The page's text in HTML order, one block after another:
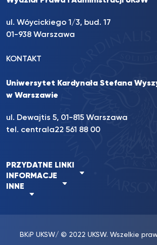
ul. Wóycickiego 1/3, bud. 17
01-938 Warszawa
KONTAKT
Uniwersytet Kardynała Stefana
w Warszawie
ul. Dewajtis 5, 01-815 Warszawa
tel. centrala22 561 88 00
PRZYDATNE LINKI
INFORMACJE
INNE
BKiP UKSW/ © 2022 UKSW. Wszelkie